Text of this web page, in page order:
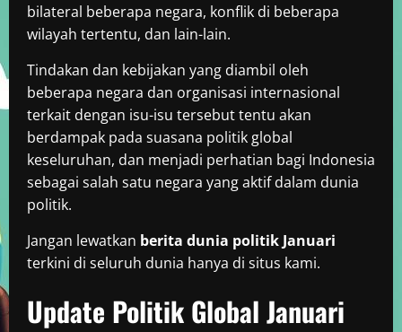
bilateral beberapa negara, konflik di beberapa
wilayah tertentu, dan lain-lain.
Tindakan dan kebijakan yang diambil oleh
beberapa negara dan organisasi internasional
terkait dengan isu-isu tersebut tentu akan
berdampak pada suasana politik global
keseluruhan, dan menjadi perhatian bagi Indonesia
sebagai salah satu negara yang aktif dalam dunia
politik.
Jangan lewatkan berita dunia politik Januari
terkini di seluruh dunia hanya di situs kami.
Update Politik Global Januari